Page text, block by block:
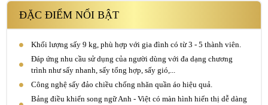
ĐẶC ĐIỂM NỔI BẬT
Khối lượng sấy 9 kg, phù hợp với gia đình có từ 3 - 5 thành viên.
Đáp ứng nhu cầu sử dụng của người dùng với đa dạng chương
trình như sấy nhanh, sấy tổng hợp, sấy gió,...
Công nghệ sấy đảo chiều chống nhăn quần áo hiệu quả.
Bảng điều khiển song ngữ Anh - Việt có màn hình hiển thị dễ dàng